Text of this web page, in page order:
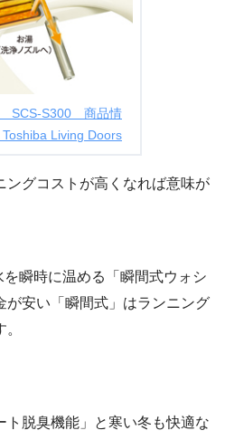
SCS-S300 商品情
Living Doors
ングコストが高くなれば意味が
瞬時に温める「瞬間式ウォシ
が安い「瞬間式」はランニング
ト脱臭機能」と寒い冬も快適な